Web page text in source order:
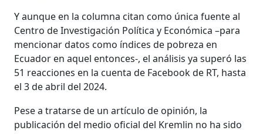
Y aunque en la columna citan como única fuente al
Centro de Investigación Política y Económica –para
mencionar datos como índices de pobreza en
Ecuador en aquel entonces-, el análisis ya superó las
51 reacciones en la cuenta de Facebook de RT, hasta
el 3 de abril del 2024.
Pese a tratarse de un artículo de opinión, la
publicación del medio oficial del Kremlin no ha sido